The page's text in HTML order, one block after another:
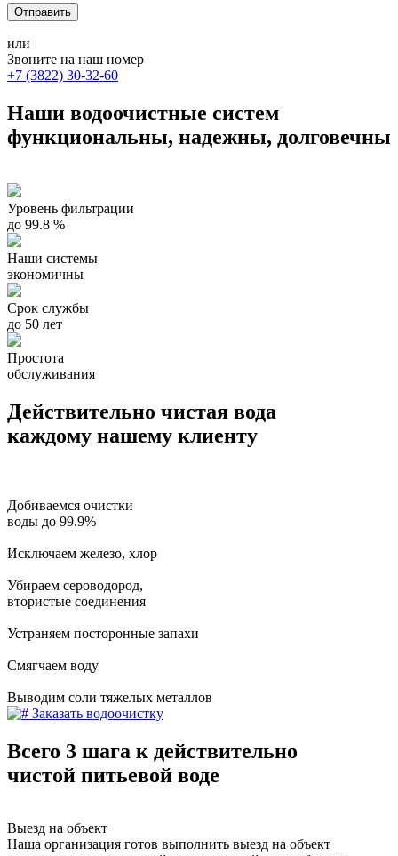
или
Звоните на наш номер
+7 (3822) 30-32-60
Наши водоочистные систем
функциональны, надежны, долговечны
Уровень фильтрации
до 99.8 %
Наши системы
экономичны
Срок службы
до 50 лет
Простота
обслуживания
Действительно чистая вода
каждому нашему клиенту
Добиваемся очистки
воды до 99.9%
Исключаем железо, хлор
Убираем сероводород,
втористые соединения
Устраняем посторонные запахи
Смягчаем воду
Выводим соли тяжелых металлов
Заказать водоочистку
Всего 3 шага к действительно
чистой питьевой воде
Выезд на объект
Наша организация готов выполнить выезд на объект